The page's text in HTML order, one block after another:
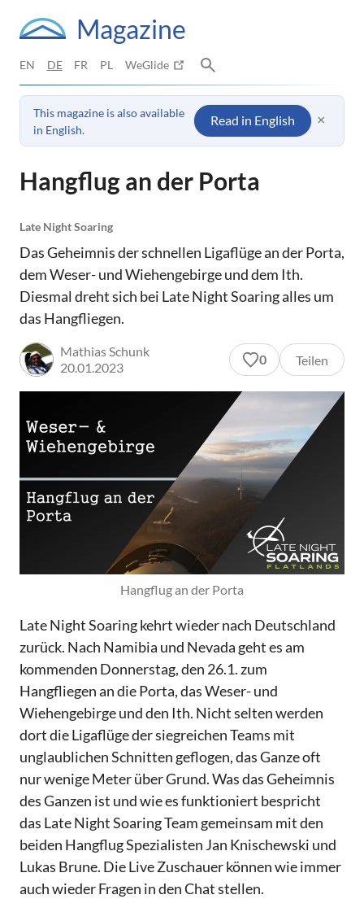
Magazine
EN DE FR PL WeGlide
This magazine is also available
in English.
Read in English ×
Hangflug an der Porta
Late Night Soaring
Das Geheimnis der schnellen Ligaflüge an der Porta,
dem Weser- und Wiehengebirge und dem Ith.
Diesmal dreht sich bei Late Night Soaring alles um
das Hangfliegen.
Mathias Schunk
20.01.2023
0 Teilen
Hangflug an der Porta
Late Night Soaring kehrt wieder nach Deutschland
zurück. Nach Namibia und Nevada geht es am
kommenden Donnerstag, den 26.1. zum
Hangfliegen an die Porta, das Weser- und
Wiehengebirge und den Ith. Nicht selten werden
dort die Ligaflüge der siegreichen Teams mit
unglaublichen Schnitten geflogen, das Ganze oft
nur wenige Meter über Grund. Was das Geheimnis
des Ganzen ist und wie es funktioniert bespricht
das Late Night Soaring Team gemeinsam mit den
beiden Hangflug Spezialisten Jan Knischewski und
Lukas Brune. Die Live Zuschauer können wie immer
auch wieder Fragen in den Chat stellen.